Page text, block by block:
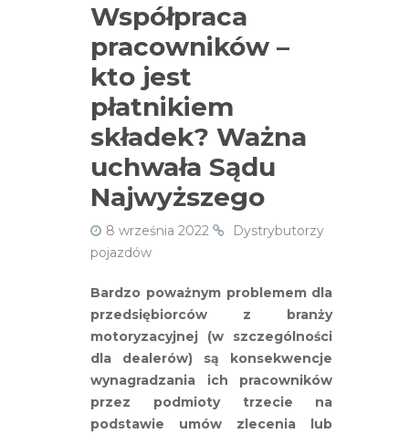
Współpraca
pracowników –
kto jest
płatnikiem
składek? Ważna
uchwała Sądu
Najwyższego
8 września 2022
Dystrybutorzy
pojazdów
Bardzo poważnym problemem dla
przedsiębiorców z branży
motoryzacyjnej (w szczególności
dla dealerów) są konsekwencje
wynagradzania ich pracowników
przez podmioty trzecie na
podstawie umów zlecenia lub